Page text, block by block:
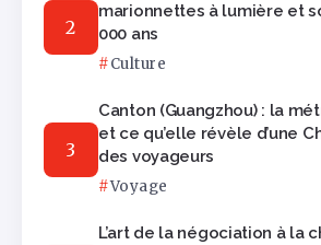
marionnettes à lumière et
000 ans
Culture
Canton (Guangzhou) : la
et ce qu’elle révèle d’une
des voyageurs
Voyage
L’art de la négociation à la